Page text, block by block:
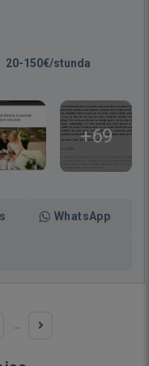
20-150€/stunda
+69
WhatsApp
...